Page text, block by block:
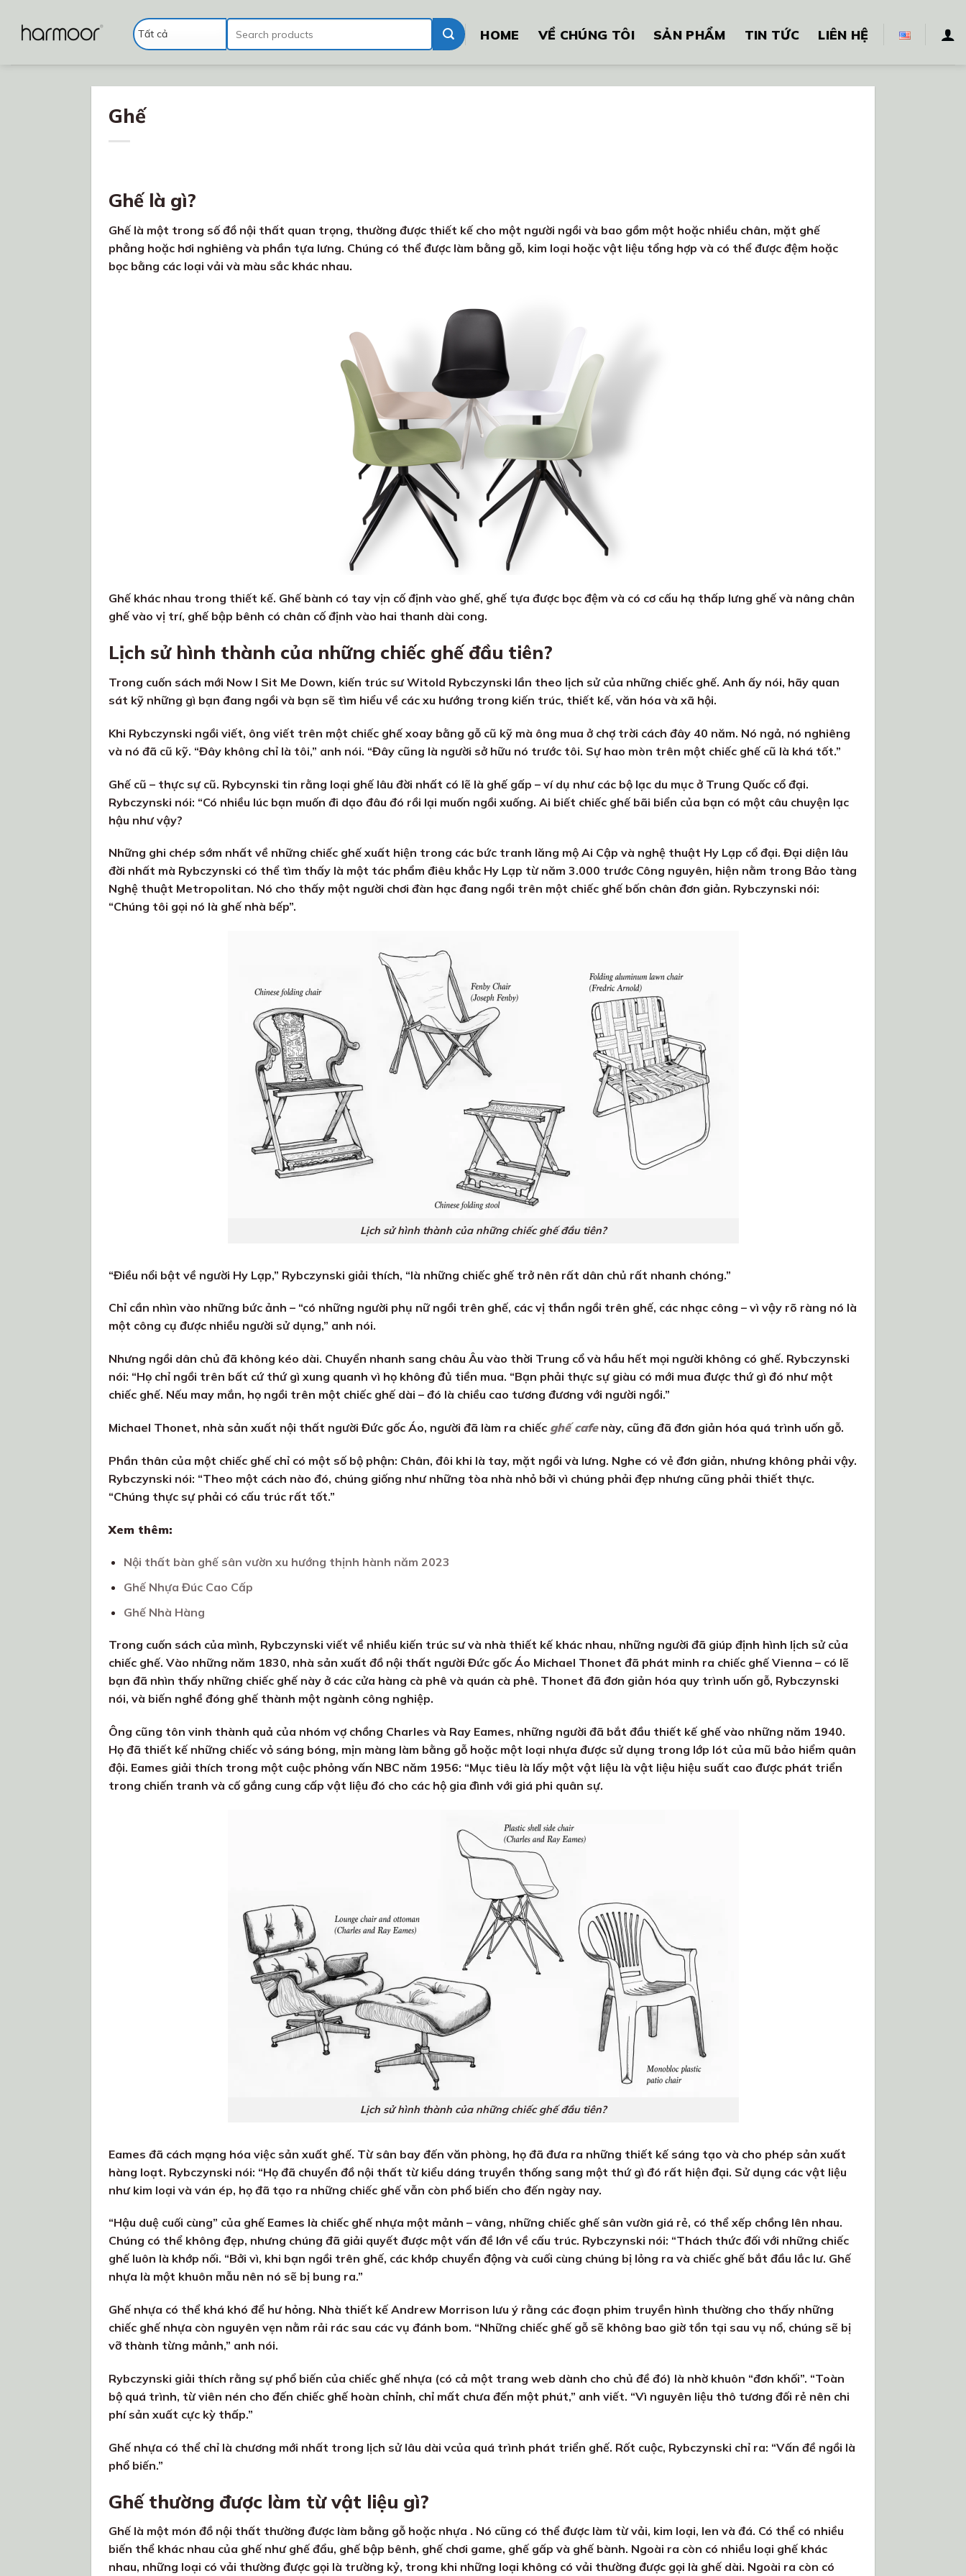
dung
Tìm
kiếm:
HOME VỀ CHÚNG TÔI SẢN PHẨM TIN TỨC LIÊN HỆ
Ghế
Ghế là gì?
Ghế là một trong số đồ nội thất quan trọng, thường được thiết kế cho một người ngồi và bao gồm một hoặc nhiều chân, mặt ghế
phẳng hoặc hơi nghiêng và phần tựa lưng. Chúng có thể được làm bằng gỗ, kim loại hoặc vật liệu tổng hợp và có thể được đệm hoặc
bọc bằng các loại vải và màu sắc khác nhau.
Ghế khác nhau trong thiết kế. Ghế bành có tay vịn cố định vào ghế, ghế tựa được bọc đệm và có cơ cấu hạ thấp lưng ghế và nâng chân
ghế vào vị trí, ghế bập bênh có chân cố định vào hai thanh dài cong.
Lịch sử hình thành của những chiếc ghế đầu tiên?
Trong cuốn sách mới Now I Sit Me Down, kiến ​​trúc sư Witold Rybczynski lần theo lịch sử của những chiếc ghế. Anh ấy nói, hãy quan
sát kỹ những gì bạn đang ngồi và bạn sẽ tìm hiểu về các xu hướng trong kiến ​​trúc, thiết kế, văn hóa và xã hội.
Khi Rybczynski ngồi viết, ông viết trên một chiếc ghế xoay bằng gỗ cũ kỹ mà ông mua ở chợ trời cách đây 40 năm. Nó ngả, nó nghiêng
và nó đã cũ kỹ. “Đây không chỉ là tôi,” anh nói. “Đây cũng là người sở hữu nó trước tôi. Sự hao mòn trên một chiếc ghế cũ là khá tốt.”
Ghế cũ – thực sự cũ. Rybcynski tin rằng loại ghế lâu đời nhất có lẽ là ghế gấp – ví dụ như các bộ lạc du mục ở Trung Quốc cổ đại.
Rybczynski nói: “Có nhiều lúc bạn muốn đi dạo đâu đó rồi lại muốn ngồi xuống. Ai biết chiếc ghế bãi biển của bạn có một câu chuyện lạc
hậu như vậy?
Những ghi chép sớm nhất về những chiếc ghế xuất hiện trong các bức tranh lăng mộ Ai Cập và nghệ thuật Hy Lạp cổ đại. Đại diện lâu
đời nhất mà Rybczynski có thể tìm thấy là một tác phẩm điêu khắc Hy Lạp từ năm 3.000 trước Công nguyên, hiện nằm trong Bảo tàng
Nghệ thuật Metropolitan. Nó cho thấy một người chơi đàn hạc đang ngồi trên một chiếc ghế bốn chân đơn giản. Rybczynski nói:
“Chúng tôi gọi nó là ghế nhà bếp”.
Lịch sử hình thành của những chiếc ghế đầu tiên?
“Điều nổi bật về người Hy Lạp,” Rybczynski giải thích, “là những chiếc ghế trở nên rất dân chủ rất nhanh chóng.”
Chỉ cần nhìn vào những bức ảnh – “có những người phụ nữ ngồi trên ghế, các vị thần ngồi trên ghế, các nhạc công – vì vậy rõ ràng nó là
một công cụ được nhiều người sử dụng,” anh nói.
Nhưng ngồi dân chủ đã không kéo dài. Chuyển nhanh sang châu Âu vào thời Trung cổ và hầu hết mọi người không có ghế. Rybczynski
nói: “Họ chỉ ngồi trên bất cứ thứ gì xung quanh vì họ không đủ tiền mua. “Bạn phải thực sự giàu có mới mua được thứ gì đó như một
chiếc ghế. Nếu may mắn, họ ngồi trên một chiếc ghế dài – đó là chiều cao tương đương với người ngồi.”
Michael Thonet, nhà sản xuất nội thất người Đức gốc Áo, người đã làm ra chiếc ghế cafenày, cũng đã đơn giản hóa quá trình uốn gỗ.
Phần thân của một chiếc ghế chỉ có một số bộ phận: Chân, đôi khi là tay, mặt ngồi và lưng. Nghe có vẻ đơn giản, nhưng không phải vậy.
Rybczynski nói: “Theo một cách nào đó, chúng giống như những tòa nhà nhỏ bởi vì chúng phải đẹp nhưng cũng phải thiết thực.
“Chúng thực sự phải có cấu trúc rất tốt.”
Xem thêm:
Nội thất bàn ghế sân vườn xu hướng thịnh hành năm 2023
Ghế Nhựa Đúc Cao Cấp
Ghế Nhà Hàng
Trong cuốn sách của mình, Rybczynski viết về nhiều kiến ​​trúc sư và nhà thiết kế khác nhau, những người đã giúp định hình lịch sử của
chiếc ghế. Vào những năm 1830, nhà sản xuất đồ nội thất người Đức gốc Áo Michael Thonet đã phát minh ra chiếc ghế Vienna – có lẽ
bạn đã nhìn thấy những chiếc ghế này ở các cửa hàng cà phê và quán cà phê. Thonet đã đơn giản hóa quy trình uốn gỗ, Rybczynski
nói, và biến nghề đóng ghế thành một ngành công nghiệp.
Ông cũng tôn vinh thành quả của nhóm vợ chồng Charles và Ray Eames, những người đã bắt đầu thiết kế ghế vào những năm 1940.
Họ đã thiết kế những chiếc vỏ sáng bóng, mịn màng làm bằng gỗ hoặc một loại nhựa được sử dụng trong lớp lót của mũ bảo hiểm quân
đội. Eames giải thích trong một cuộc phỏng vấn NBC năm 1956: “Mục tiêu là lấy một vật liệu là vật liệu hiệu suất cao được phát triển
trong chiến tranh và cố gắng cung cấp vật liệu đó cho các hộ gia đình với giá phi quân sự.
Lịch sử hình thành của những chiếc ghế đầu tiên?
Eames đã cách mạng hóa việc sản xuất ghế. Từ sân bay đến văn phòng, họ đã đưa ra những thiết kế sáng tạo và cho phép sản xuất
hàng loạt. Rybczynski nói: “Họ đã chuyển đồ nội thất từ ​​kiểu dáng truyền thống sang một thứ gì đó rất hiện đại. Sử dụng các vật liệu
như kim loại và ván ép, họ đã tạo ra những chiếc ghế vẫn còn phổ biến cho đến ngày nay.
“Hậu duệ cuối cùng” của ghế Eames là chiếc ghế nhựa một mảnh – vâng, những chiếc ghế sân vườn giá rẻ, có thể xếp chồng lên nhau.
Chúng có thể không đẹp, nhưng chúng đã giải quyết được một vấn đề lớn về cấu trúc. Rybczynski nói: “Thách thức đối với những chiếc
ghế luôn là khớp nối. “Bởi vì, khi bạn ngồi trên ghế, các khớp chuyển động và cuối cùng chúng bị lỏng ra và chiếc ghế bắt đầu lắc lư. Ghế
nhựa là một khuôn mẫu nên nó sẽ bị bung ra.”
Ghế nhựa có thể khá khó để hư hỏng. Nhà thiết kế Andrew Morrison lưu ý rằng các đoạn phim truyền hình thường cho thấy những
chiếc ghế nhựa còn nguyên vẹn nằm rải rác sau các vụ đánh bom. “Những chiếc ghế gỗ sẽ không bao giờ tồn tại sau vụ nổ, chúng sẽ bị
vỡ thành từng mảnh,” anh nói.
Rybczynski giải thích rằng sự phổ biến của chiếc ghế nhựa (có cả một trang web dành cho chủ đề đó) là nhờ khuôn “đơn khối”. “Toàn
bộ quá trình, từ viên nén cho đến chiếc ghế hoàn chỉnh, chỉ mất chưa đến một phút,” anh viết. “Vì nguyên liệu thô tương đối rẻ nên chi
phí sản xuất cực kỳ thấp.”
Ghế nhựa có thể chỉ là chương mới nhất trong lịch sử lâu dài vcủa quá trình phát triển ghế. Rốt cuộc, Rybczynski chỉ ra: “Vấn đề ngồi là
phổ biến.”
Ghế thường được làm từ vật liệu gì?
Ghế là một món đồ nội thất thường được làm bằng gỗ hoặc nhựa . Nó cũng có thể được làm từ vải, kim loại, len và đá. Có thể có nhiều
biến thể khác nhau của ghế như ghế đẩu, ghế bập bênh, ghế chơi game, ghế gấp và ghế bành. Ngoài ra còn có nhiều loại ghế khác
nhau, những loại có vải thường được gọi là trường kỷ, trong khi những loại không có vải thường được gọi là ghế dài. Ngoài ra còn có